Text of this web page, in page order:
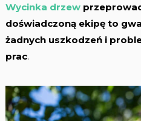
Wycinka drzew
doświadczoną ekipę to
żadnych uszkodzeń i
prac.